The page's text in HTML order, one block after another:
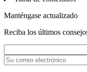
Manténgase actualizado
Reciba los últimos